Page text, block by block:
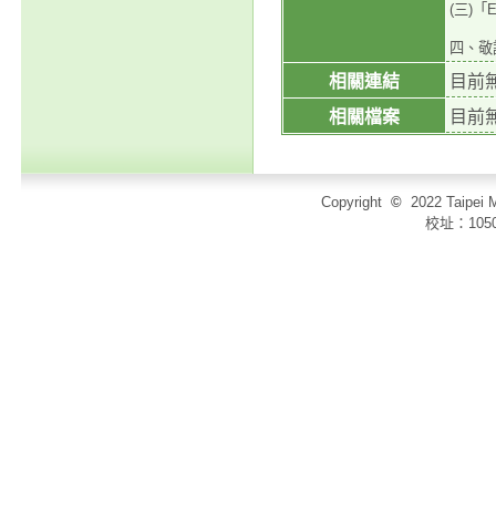
(三)「
四、
相關連結
目前
相關檔案
目前
Copyright © 2022 Taipei
校址：